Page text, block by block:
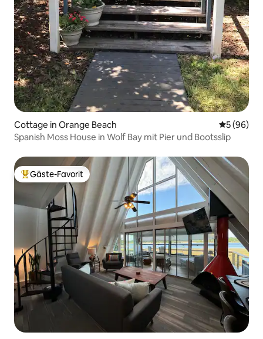
Cottage in Orange Beach
5 (96)
Spanish Moss House in Wolf Bay mit Pier und Bootsslip
Beliebter Gäste-Favorit.
Gäste-Favorit